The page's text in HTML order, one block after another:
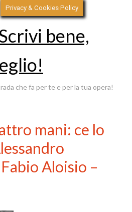
bene,
che fa per te e per la tua opera!
mani: ce lo
Aloisio –
Privacy & Cookies Policy